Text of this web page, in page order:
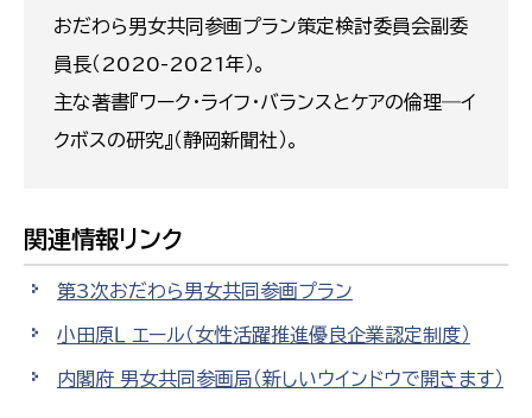
おだわら男女共同参画プラン策定検討委員会副委
員長（2020-2021年）。
主な著書『ワーク・ライフ・バランスとケアの倫理―イ
クボスの研究』（静岡新聞社）。
関連情報リンク
第3次おだわら男女共同参画プラン
小田原Ｌ エール（女性活躍推進優良企業認定制度）
内閣府 男女共同参画局（新しいウインドウで開きます）